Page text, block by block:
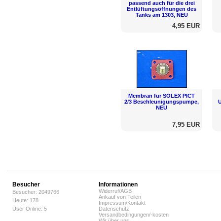
passend auch für die drei
Entlüftungsöffnungen des
Tanks am 1303, NEU
4,95 EUR
Membran für SOLEX PICT
2/3 Beschleunigungspumpe,
NEU
7,95 EUR
Besucher
Besucher: 2049766
Heute: 178
User Online: 5
Informationen
Widerruf/AGB
Ankauf von Teilen
Impressum/Kontakt
Datenschutz
Versandbedingungen/-kosten